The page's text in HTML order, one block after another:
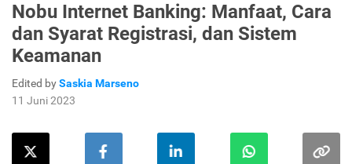
Nobu Internet Banking: Manfaat, Cara
dan Syarat Registrasi, dan Sistem
Keamanan
Edited bySaskia Marseno
11 Juni 2023